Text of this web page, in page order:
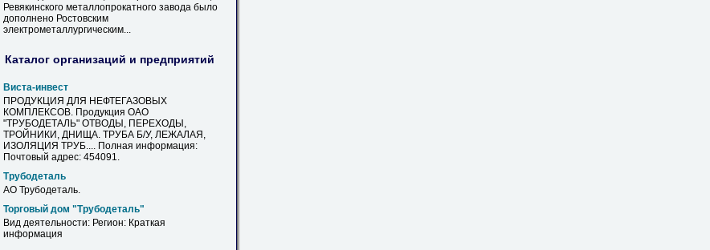
Ревякинского металлопрокатного завода было
дополнено Ростовским
электрометаллургическим...
Каталог организаций и предприятий
Виста-инвест
ПРОДУКЦИЯ ДЛЯ НЕФТЕГАЗОВЫХ
КОМПЛЕКСОВ. Продукция ОАО
"ТРУБОДЕТАЛЬ" ОТВОДЫ, ПЕРЕХОДЫ,
ТРОЙНИКИ, ДНИЩА. ТРУБА Б/У, ЛЕЖАЛАЯ,
ИЗОЛЯЦИЯ ТРУБ.... Полная информация:
Почтовый адрес: 454091.
Трубодеталь
АО Трубодеталь.
Торговый дом "Трубодеталь"
Вид деятельности: Регион: Краткая
информация